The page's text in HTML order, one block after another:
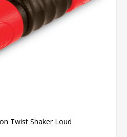
Twist Shaker Loud